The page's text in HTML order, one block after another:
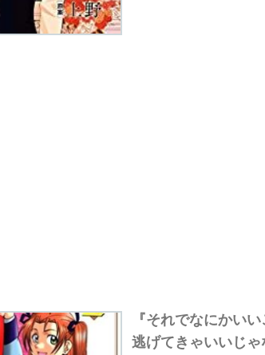
『それでなにかい
逃げてきゃいいじ